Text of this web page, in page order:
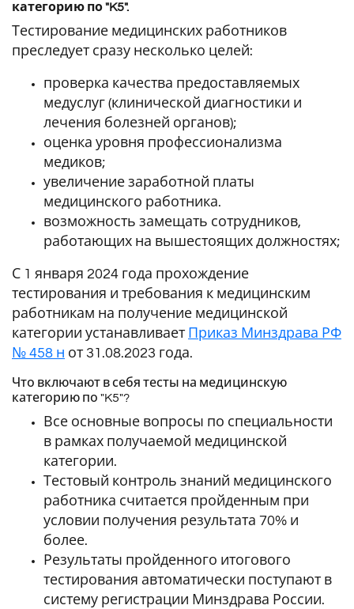
категорию по "K5".
Тестирование медицинских работников
преследует сразу несколько целей:
проверка качества предоставляемых
медуслуг (клинической диагностики и
лечения болезней органов);
оценка уровня профессионализма
медиков;
увеличение заработной платы
медицинского работника.
возможность замещать сотрудников,
работающих на вышестоящих должностях;
С 1 января 2024 года прохождение
тестирования и требования к медицинским
работникам на получение медицинской
категории устанавливает Приказ Минздрава РФ
№ 458 н от 31.08.2023 года.
Что включают в себя тесты на медицинскую
категорию по "K5"?
Все основные вопросы по специальности
в рамках получаемой медицинской
категории.
Тестовый контроль знаний медицинского
работника считается пройденным при
условии получения результата 70% и
более.
Результаты пройденного итогового
тестирования автоматически поступают в
систему регистрации Минздрава России.